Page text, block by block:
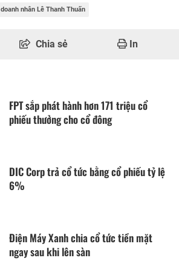
doanh nhân Lê Thanh Thuấn
Chia sẻ In
FPT sắp phát hành hơn 171 triệu cổ
phiếu thưởng cho cổ đông
DIC Corp trả cổ tức bằng cổ phiếu tỷ lệ
6%
Điện Máy Xanh chia cổ tức tiền mặt
ngay sau khi lên sàn